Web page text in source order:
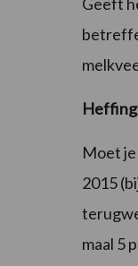
Moet je
2015
maal 5